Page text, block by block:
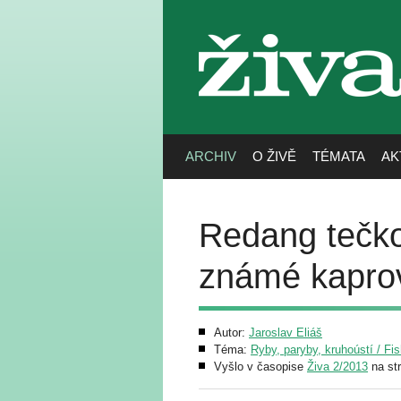
živa
ARCHIV O ŽIVĚ TÉMATA
Redang
známé
Autor: Jaroslav Eliáš
Téma: Ryby, paryby, kruhoústí /
Vyšlo v časopise Živa 2/2013 na